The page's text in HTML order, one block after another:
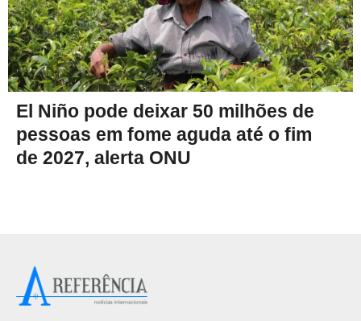
El Niño pode deixar 50 milhões de
pessoas em fome aguda até o fim
de 2027, alerta ONU